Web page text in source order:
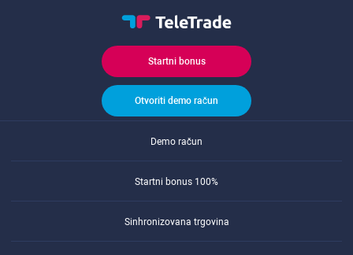
Startni bonus
Otvoriti demo račun
Demo račun
Startni bonus 100%
Sinhronizovana trgovina